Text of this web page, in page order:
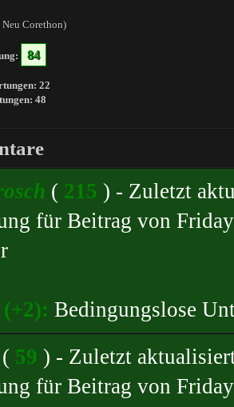
Corethon)
84
22
48
( 215 ) - Zuletzt
für Beitrag von Friday
Bedingungslose
( 59 ) - Zuletzt
für Beitrag von Friday